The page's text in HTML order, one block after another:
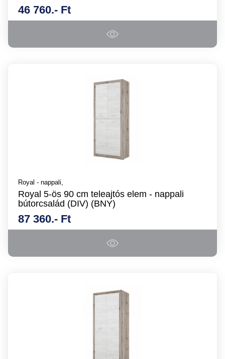
46 760.- Ft
Royal - nappali,
Royal 5-ös 90 cm teleajtós elem - nappali
bútorcsalád (DIV) (BNY)
87 360.- Ft